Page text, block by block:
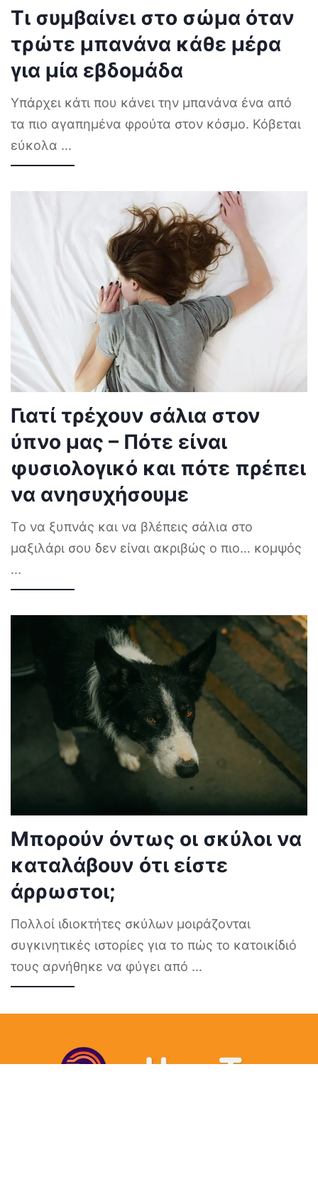
Τι συμβαίνει στο σώμα όταν
τρώτε μπανάνα κάθε μέρα
για μία εβδομάδα
Υπάρχει κάτι που κάνει την μπανάνα ένα από
τα πιο αγαπημένα φρούτα στον κόσμο. Κόβεται
εύκολα ...
Γιατί τρέχουν σάλια στον
ύπνο μας – Πότε είναι
φυσιολογικό και πότε πρέπει
να ανησυχήσουμε
Το να ξυπνάς και να βλέπεις σάλια στο
μαξιλάρι σου δεν είναι ακριβώς ο πιο… κομψός
...
Μπορούν όντως οι σκύλοι να
καταλάβουν ότι είστε
άρρωστοι;
Πολλοί ιδιοκτήτες σκύλων μοιράζονται
συγκινητικές ιστορίες για το πώς το κατοικίδιό
τους αρνήθηκε να φύγει από ...